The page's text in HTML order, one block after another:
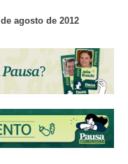
agosto de 2012